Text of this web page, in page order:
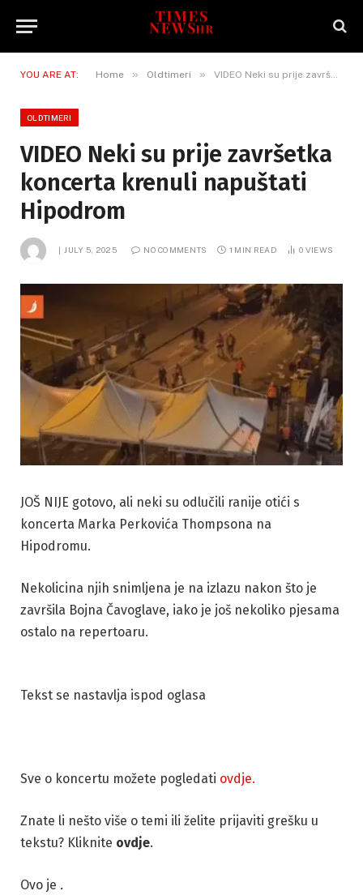
YOU ARE AT: Home » Oldtimeri » VIDEO Neki su prije završetka koncerta krenuli napuštati Hipodrom
OLDTIMERI
VIDEO Neki su prije završetka
koncerta krenuli napuštati
Hipodrom
JULY 5, 2025 NO COMMENTS 1 MIN READ 0 VIEWS
JOŠ NIJE gotovo, ali neki su odlučili ranije otići s
koncerta Marka Perkovića Thompsona na
Hipodromu.
Nekolicina njih snimljena je na izlazu nakon što je
završila Bojna Čavoglave, iako je još nekoliko pjesama
ostalo na repertoaru.
Tekst se nastavlja ispod oglasa
Sve o koncertu možete pogledati ovdje.
Znate li nešto više o temi ili želite prijaviti grešku u
tekstu? Kliknite ovdje.
Ovo je .